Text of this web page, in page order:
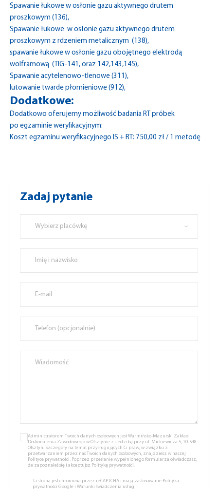
Spawanie łukowe w osłonie gazu aktywnego drutem
proszkowym (136),
Spawanie łukowe w osłonie gazu aktywnego drutem
proszkowym z rdzeniem metalicznym (138),
spawanie łukowe w osłonie gazu obojętnego elektrodą
wolframową (TIG-141, oraz 142,143,145),
Spawanie acytelenowo-tlenowe (311),
lutowanie twarde płomieniowe (912),
Dodatkowe:
Dodatkowo oferujemy możliwość badania RT próbek
po egzaminie weryfikacyjnym:
Koszt egzaminu weryfikacyjnego IS + RT: 750,00 zł / 1 metodę
Zadaj pytanie
Wybierz placówkę
Administratorem Twoich danych osobowych jest Warmińsko-Mazurski Zakład
Doskonalenia Zawodowego w Olsztynie z siedzibą przy ul. Mickiewicza 5, 10-548
Olsztyn. Szczegóły na temat przysługujących Ci praw, w związku z
przetwarzaniem przez nas Twoich danych osobowych, znajdziesz w naszej
Polityce prywatności. Poprzez przesłanie wypełnionego formularza oświadczasz,
że zapoznałeś się i akceptujsz Politykę prywatności.
Ta strona jest chroniona przez reCAPTCHA i mają zastosowanie Polityka
prywatności Google i Warunki świadczenia usług